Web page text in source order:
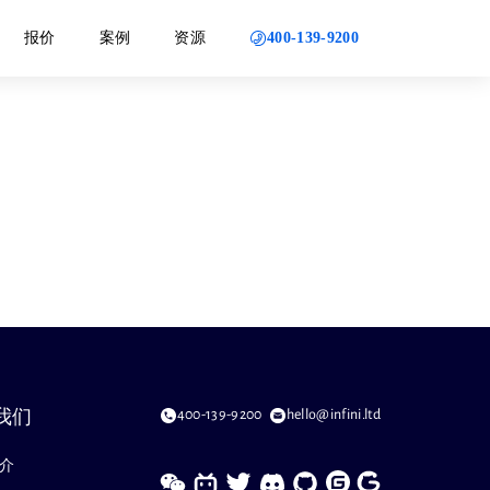
报价 案例 资源 400-139-9200
们 400-139-9200 hello@infini.ltd